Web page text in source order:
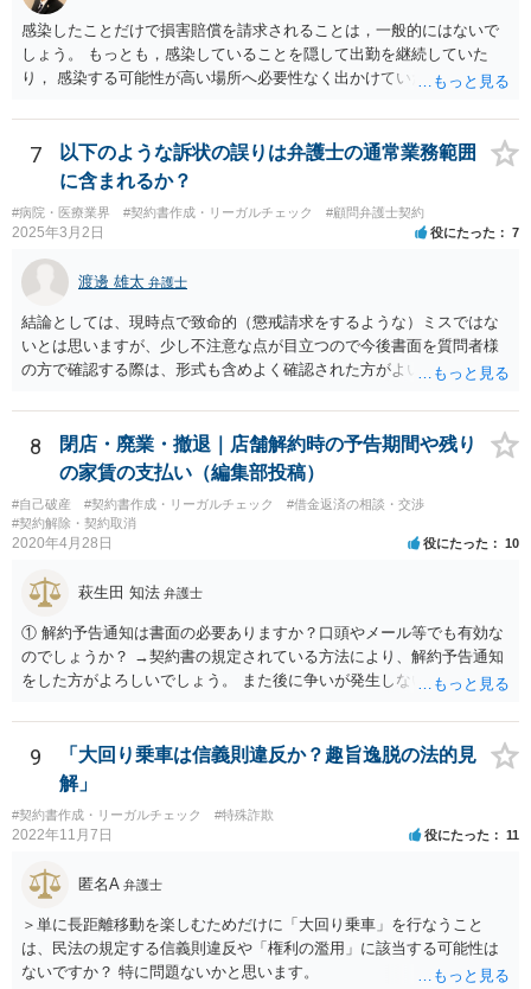
感染したことだけで損害賠償を請求されることは，一般的にはないで
しょう。 もっとも，感染していることを隠して出勤を継続していた
り， 感染する可能性が高い場所へ必要性なく出かけていたりした場合
るリスクがあり得ると思います。 もし事業所閉鎖になった場合には損
害が大きくなりますので，注意が必要ですね。
7
以下のような訴状の誤りは弁護士の通常業務範囲
に含まれるか？
#病院・医療業界 #契約書作成・リーガルチェック #顧問弁護士契約
2025年3月2日 役にたった 7
渡邊 雄太 弁護士
結論としては、現時点で致命的（懲戒請求をするような）ミスではな
いとは思いますが、少し不注意な点が目立つので今後書面を質問者様
の方で確認する際は、形式も含めよく確認された方がよいと思われま
正 →のぞましくはないですが、時たまあるものと存じます。 通常は、
弁護士が起案 Ⅰ依頼者に内容の確認 Ⅱ弁護士が誤字脱字等を確認 Ⅲ
念のため事務員が確認 Ⅳ提出 の流れになりますので、どこかの段階で
気が付くことが多いです。仮処分等緊急性が高い案件では提出時に裁
判所窓口で修正して受理してもらうということはありますので、その
場合は責められない部分もあるかと思います。 ②証拠である薬品名を
うね。よくわからないならば弁護士としては依頼者にこちらの薬品で
よいですかと聞くべきではあると思います。他のミスに比してこれは
内容に関するミスなので、今後はよく確認いただいた方がよいと思い
ます。 ③証拠のナンバーが入らないまま甲号証のハンコが押されたま
まになっている →形式ミスですね。不注意ですが、訴訟の勝敗に直結
ショットの証拠が縦長や横長に印刷され、文字が間延びしている(読め
ないことはない) →こちらも③と同様であると思います。 以上のとお
り、①～④も訴訟の勝敗に直結するものではないと思われますので、
致命的なミスではないと思います。 もっとも、形式面も仕事の完成物
として当然確認すべきでありますので、今後は気を付けるように弁護
士にお伝えいただいてもよいと思います。
8
閉店・廃業・撤退｜店舗解約時の予告期間や残り
の家賃の支払い（編集部投稿）
#自己破産 #契約書作成・リーガルチェック
#借金返済の相談・交渉
#契約解除・契約取消
2020年4月28日 役にたった 10
萩生田 知法 弁護士
① 解約予告通知は書面の必要ありますか？口頭やメール等でも有効な
のでしょうか？ →契約書の規定されている方法により、解約予告通知
をした方がよろしいでしょう。 また後に争いが発生しないよう、証拠
意が難しい場合、入居時に発生した保証金・敷金と、残りの賃料を相
殺することは可能でしょうか？ →基本的には、滞納賃料との相殺は可
能です。 もっとも、敷金及び保証金について、解約時に償却する旨の
条項があるかは調査したほうがいいでしょう。償却の条項がある場合
には、相殺が困難となる場合があります。 ③ 保証金返還等を考慮して
も手元資金が、残りの賃料や原状回復費、その他買掛金などの必要経
費に満たない場合、一般的にはどんな解決方法の選択肢があります
か？ →損害の拡大を防ぐため、明渡しは速やかに行うべきです。オー
ナーとの関係では、あくまでも、お願いベースで、債務減額や分割支
払いをお願いすることになるでしょう。
9
「大回り乗車は信義則違反か？趣旨逸脱の法的見
解」
#契約書作成・リーガルチェック #特殊詐欺
2022年11月7日 役にたった 11
匿名A 弁護士
＞単に長距離移動を楽しむためだけに「大回り乗車」を行なうこと
は、民法の規定する信義則違反や「権利の濫用」に該当する可能性は
ないですか？ 特に問題ないかと思います。